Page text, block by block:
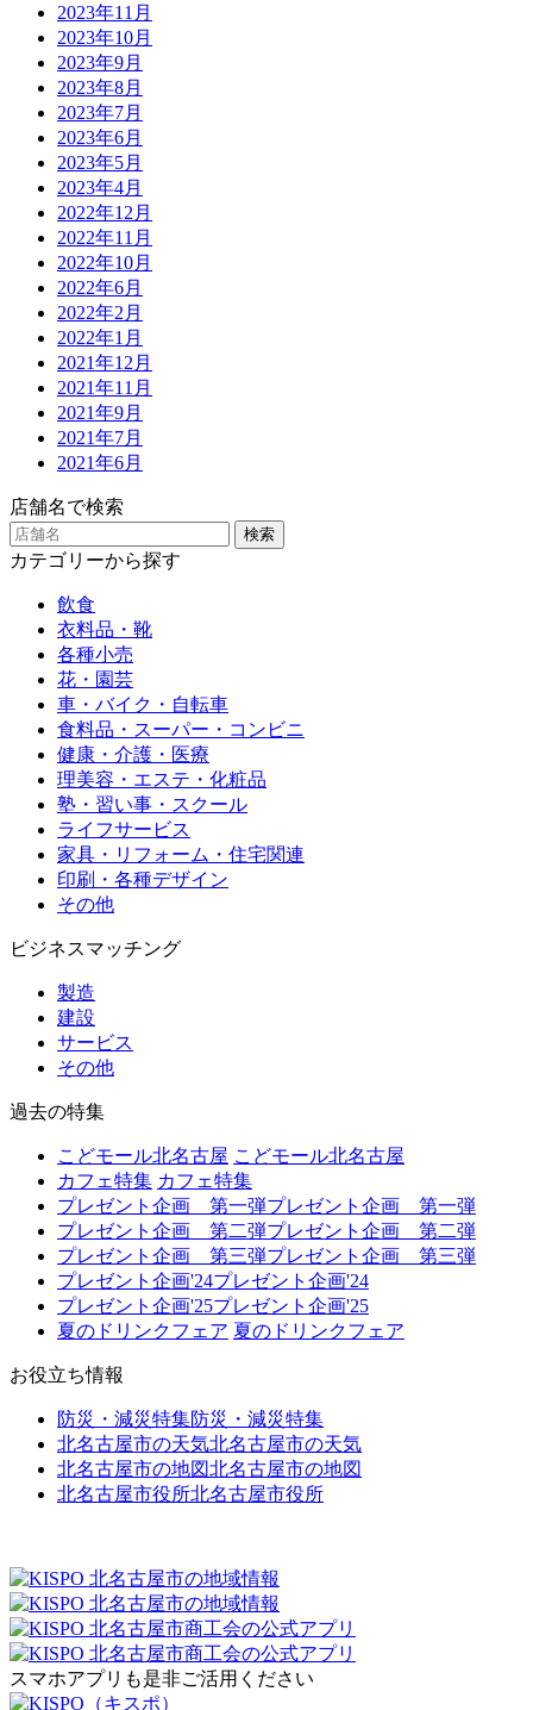
2023年11月
2023年10月
2023年9月
2023年8月
2023年7月
2023年6月
2023年5月
2023年4月
2022年12月
2022年11月
2022年10月
2022年6月
2022年2月
2022年1月
2021年12月
2021年11月
2021年9月
2021年7月
2021年6月
店舗名で検索
検索
カテゴリーから探す
飲食
衣料品・靴
各種小売
花・園芸
車・バイク・自転車
食料品・スーパー・コンビニ
健康・介護・医療
理美容・エステ・化粧品
塾・習い事・スクール
ライフサービス
家具・リフォーム・住宅関連
印刷・各種デザイン
その他
ビジネスマッチング
製造
建設
サービス
その他
過去の特集
こどモール北名古屋 こどモール北名古屋
カフェ特集 カフェ特集
プレゼント企画 第一弾プレゼント企画 第一弾
プレゼント企画 第二弾プレゼント企画 第二弾
プレゼント企画 第三弾プレゼント企画 第三弾
プレゼント企画'24プレゼント企画'24
プレゼント企画'25プレゼント企画'25
夏のドリンクフェア 夏のドリンクフェア
お役立ち情報
防災・減災特集防災・減災特集
北名古屋市の天気北名古屋市の天気
北名古屋市の地図北名古屋市の地図
北名古屋市役所北名古屋市役所
スマホアプリも是非ご活用ください